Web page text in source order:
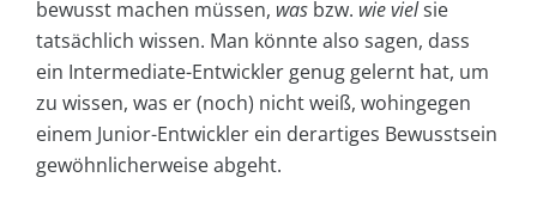
bewusst machen müssen, was bzw. wie vielsie
tatsächlich wissen. Man könnte also sagen, dass
ein Intermediate-Entwickler genug gelernt hat, um
zu wissen, was er (noch) nicht weiß, wohingegen
einem Junior-Entwickler ein derartiges Bewusstsein
gewöhnlicherweise abgeht.